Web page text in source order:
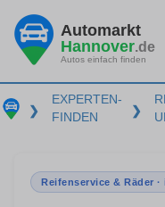
Automarkt
Hannover.de
Autos einfach finden
❯
EXPERTEN-
FINDEN
❯
Reifenservice & Räder